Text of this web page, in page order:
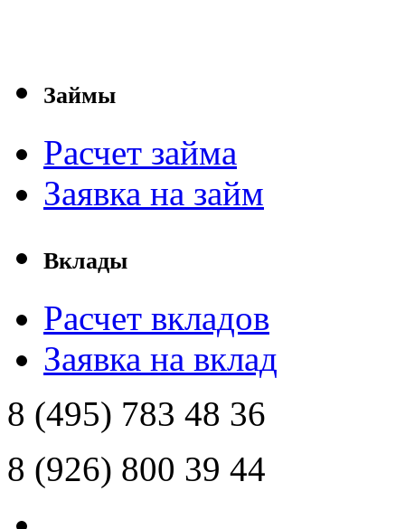
Займы
Расчет займа
Заявка на займ
Вклады
Расчет вкладов
Заявка на вклад
8 (495) 783 48 36
8 (926) 800 39 44